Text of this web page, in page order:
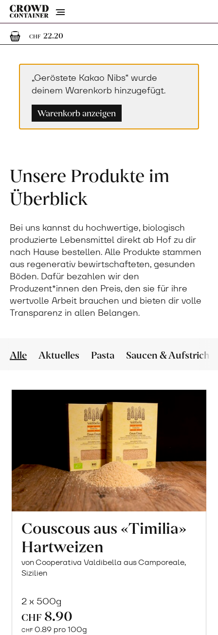
Menu
CHF 22.201 Artikel im Warenkorb
„Geröstete Kakao Nibs“ wurde
deinem Warenkorb hinzugefügt.
Warenkorb anzeigen
Unsere Produkte im
Überblick
Bei uns kannst du hochwertige, biologisch
produzierte Lebensmittel direkt ab Hof zu dir
nach Hause bestellen. Alle Produkte stammen
aus regenerativ bewirtschafteten, gesunden
Böden. Dafür bezahlen wir den
Produzent*innen den Preis, den sie für ihre
wertvolle Arbeit brauchen und bieten dir volle
Transparenz in allen Belangen.
Alle Aktuelles Pasta Saucen & Aufstriche
Couscous aus «Timilia»
Hartweizen
von Cooperativa Valdibella aus Camporeale,
Sizilien
2 x 500g
CHF 8.90
CHF 0.89 pro 100g